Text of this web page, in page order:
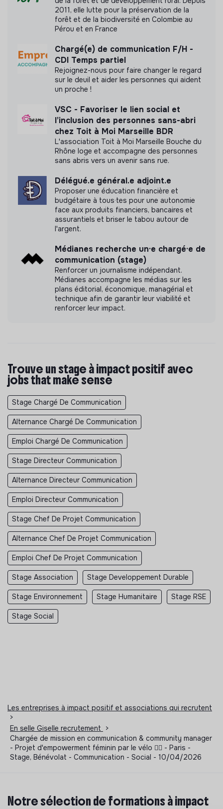
2011, elle lutte pour la préservation de la
forêt et de la biodiversité en Colombie au
Pérou et en France
Chargé(e) de communication F/H -
CDI Temps partiel
Rejoignez-nous pour faire changer le regard
sur le deuil et aider les personnes qui aident
un proche !
VSC - Favoriser le lien social et
l’inclusion des personnes sans-abri
chez Toit à Moi Marseille BDR
L'association Toit à Moi Marseille Bouche du
Rhône loge et accompagne des personnes
sans abris vers un avenir sans rue.
Délégué.e général.e adjoint.e
Proposer une éducation financière et
budgétaire à tous·tes pour une autonomie
face aux produits financiers, bancaires et
assurantiels et briser le tabou autour de
l'argent.
Médianes recherche un·e chargé·e de
communication (stage)
Renforcer un journalisme indépendant.
Médianes accompagne les médias sur les
plans éditorial, économique, managérial et
technique afin de garantir leur viabilité et
renforcer leur impact.
Trouve un stage à impact positif avec
jobs that make sense
Stage Chargé De Communication
Alternance Chargé De Communication
Emploi Chargé De Communication
Stage Directeur Communication
Alternance Directeur Communication
Emploi Directeur Communication
Stage Chef De Projet Communication
Alternance Chef De Projet Communication
Emploi Chef De Projet Communication
Stage Association Stage Developpement Durable
Stage Environnement Stage Humanitaire Stage RSE
Stage Social
Les entreprises à impact positif et associations qui recrutent
>
En selle Giselle recrutement
>
Chargée de mission en communication & community manager
- Projet d'empowerment féminin par le vélo 🚵‍♀️ - Paris -
Stage, Bénévolat - Communication - Social - 10/04/2026
Notre sélection de formations à impact